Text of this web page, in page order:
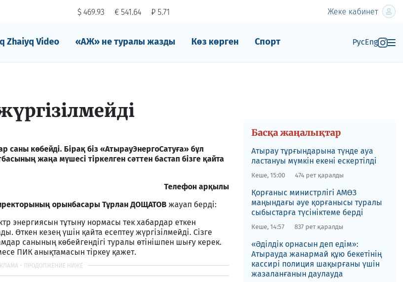
$ 469.93 € 541.64 ₽ 5.71 Жеке кабинет
Zhaiyq Video «АЖ» не туралы жазды Көз көрген Спорт РусEng
көбейді. Бірақ біз «АтырауЭнергоСатуға» бұл
жаңа мүшесі тіркелген сәттен бастап бізге қайта
Телефон арқылы
орынбасары Тұрлан ДОЩАТОВ жауап берді:
энергиясын тұтыну нормасы тек хабардар еткен
Өткен кезең үшін қайта есептеу жүргізілмейді. Сізге
санының көбейгендігі туралы өтінішпен шығу керек.
ПИК анықтамасын тіркеу қажет.
Басқа жаңалықтар
Атырау тұрғындарына түнде ауа
ластануы мүмкін екені ескертілді
Кеше, 15:00 474 рет қаралды
Қорғаныс министрлігі АМӨЗ
маңындағы әуе қорғанысы туралы
сыбыстарға түсініктеме берді
Кеше, 14:57 837 рет қаралды
«Әділдік орнасын деп едім»:
Атырауда жанармай құю бекетінің
кассирі полиция шақырғаны үшін
жазаланғанын даулауда